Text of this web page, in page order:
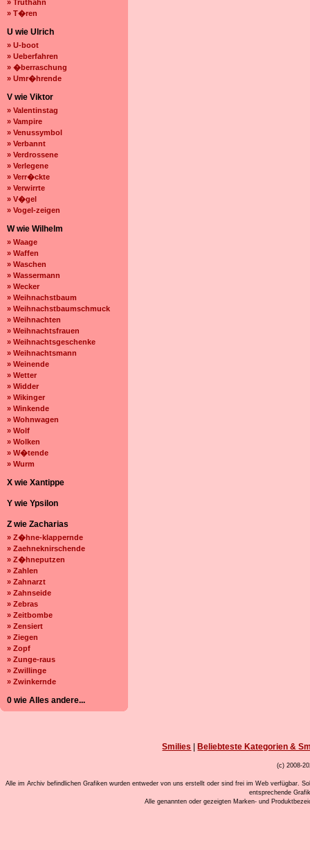
» Truthahn
» T�ren
U wie Ulrich
» U-boot
» Ueberfahren
» �berraschung
» Umr�hrende
V wie Viktor
» Valentinstag
» Vampire
» Venussymbol
» Verbannt
» Verdrossene
» Verlegene
» Verr�ckte
» Verwirrte
» V�gel
» Vogel-zeigen
W wie Wilhelm
» Waage
» Waffen
» Waschen
» Wassermann
» Wecker
» Weihnachstbaum
» Weihnachstbaumschmuck
» Weihnachten
» Weihnachtsfrauen
» Weihnachtsgeschenke
» Weihnachtsmann
» Weinende
» Wetter
» Widder
» Wikinger
» Winkende
» Wohnwagen
» Wolf
» Wolken
» W�tende
» Wurm
X wie Xantippe
Y wie Ypsilon
Z wie Zacharias
» Z�hne-klappernde
» Zaehneknirschende
» Z�hneputzen
» Zahlen
» Zahnarzt
» Zahnseide
» Zebras
» Zeitbombe
» Zensiert
» Ziegen
» Zopf
» Zunge-raus
» Zwillinge
» Zwinkernde
0 wie Alles andere...
Smilies Beliebteste Kategorien &
(c) 2008-
Alle im Archiv befindlichen Grafiken wurden entweder von uns erstellt oder sind frei im Web verfügbar.
entsprechende
Alle genannten oder gezeigten Marken- und